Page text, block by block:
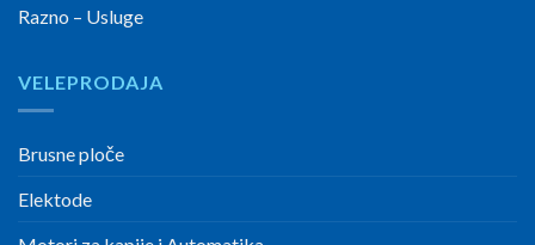
Razno – Usluge
VELEPRODAJA
Brusne ploče
Elektode